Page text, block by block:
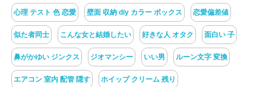
心理 テスト 色 恋愛 壁面 収納 diy カラー ボックス 恋愛偏差値
似た者同士 こんな女と結婚したい 好きな人 オタク 面白い 子
鼻がかゆい ジンクス ジオマンシー いい男 ルーン文字 変換
エアコン 室内 配管 隠す ホイップ クリーム 残り